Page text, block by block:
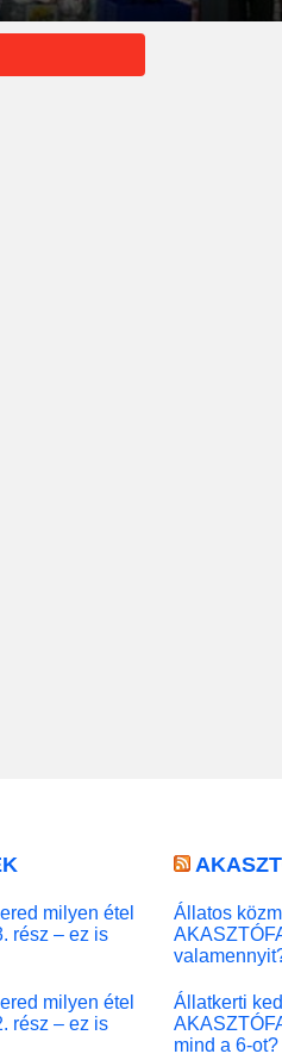
milyen étel
rész – ez is
milyen étel
rész – ez is
Állatos
Állatkerti
mind a 6-ot?